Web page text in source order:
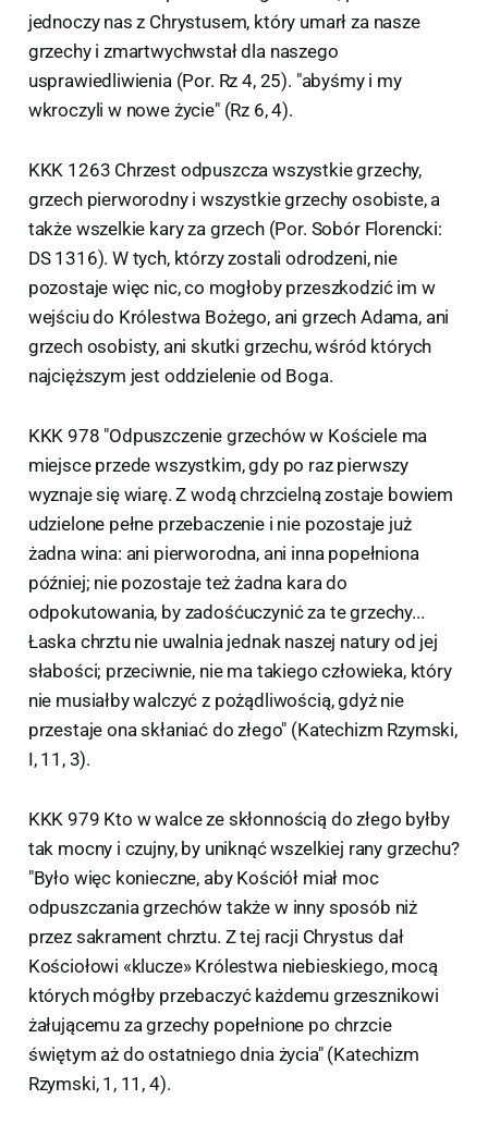
jednoczy nas z Chrystusem, który umarł za nasze
grzechy i zmartwychwstał dla naszego
usprawiedliwienia (Por. Rz 4, 25). "abyśmy i my
wkroczyli w nowe życie" (Rz 6, 4).
KKK 1263 Chrzest odpuszcza wszystkie grzechy,
grzech pierworodny i wszystkie grzechy osobiste, a
także wszelkie kary za grzech (Por. Sobór Florencki:
DS 1316). W tych, którzy zostali odrodzeni, nie
pozostaje więc nic, co mogłoby przeszkodzić im w
wejściu do Królestwa Bożego, ani grzech Adama, ani
grzech osobisty, ani skutki grzechu, wśród których
najcięższym jest oddzielenie od Boga.
KKK 978 "Odpuszczenie grzechów w Kościele ma
miejsce przede wszystkim, gdy po raz pierwszy
wyznaje się wiarę. Z wodą chrzcielną zostaje bowiem
udzielone pełne przebaczenie i nie pozostaje już
żadna wina: ani pierworodna, ani inna popełniona
później; nie pozostaje też żadna kara do
odpokutowania, by zadośćuczynić za te grzechy...
Łaska chrztu nie uwalnia jednak naszej natury od jej
słabości; przeciwnie, nie ma takiego człowieka, który
nie musiałby walczyć z pożądliwością, gdyż nie
przestaje ona skłaniać do złego" (Katechizm Rzymski,
I, 11, 3).
KKK 979 Kto w walce ze skłonnością do złego byłby
tak mocny i czujny, by uniknąć wszelkiej rany grzechu?
"Było więc konieczne, aby Kościół miał moc
odpuszczania grzechów także w inny sposób niż
przez sakrament chrztu. Z tej racji Chrystus dał
Kościołowi «klucze» Królestwa niebieskiego, mocą
których mógłby przebaczyć każdemu grzesznikowi
żałującemu za grzechy popełnione po chrzcie
świętym aż do ostatniego dnia życia" (Katechizm
Rzymski, 1, 11, 4).